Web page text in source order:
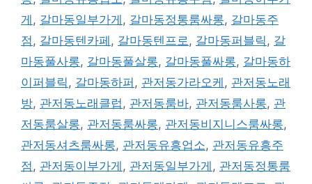
게 , 갈마동일부가게 , 갈마동정통룸싸롱, 갈마동주
점 , 갈마동텐카페 , 갈마동텐프로 , 갈마동퍼블릭 , 갈
마동풀사롱, 갈마동풀살롱, 갈마동풀싸롱, 갈마동하
이퍼블릭 , 갈마동하퍼 , 관저동가라오케 , 관저동노래
방, 관저동노래클럽 , 관저동룸바, 관저동룸사롱, 관
저동룸살롱, 관저동룸싸롱, 관저동비지니스룸싸롱,
관저동셔츠룸싸롱, 관저동유흥업소, 관저동유흥주
점 , 관저동이부가게 , 관저동일부가게 , 관저동정통룸